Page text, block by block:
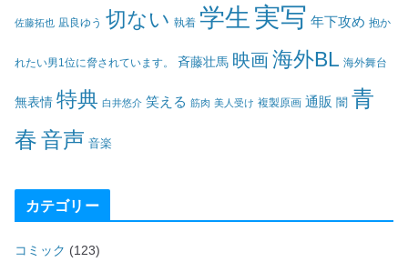
佐藤拓也 凪良ゆう 切ない 執着 学生 実写 年下攻め 抱か
れたい男1位に脅されています。 斉藤壮馬 映画海外BL 海外舞台
無表情 特典 白井悠介 笑える 筋肉 美人受け 複製原画 通販 闇 青
春音声 音楽
カテゴリー
コミック (123)